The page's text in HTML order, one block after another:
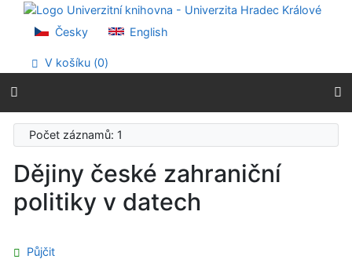
Přejít na obsah
Přejít na menu
Prohlášení o webové přístupnosti
Česky English
V košíku (0)
Počet záznamů: 1
Dějiny české zahraniční
politiky v datech
Půjčit